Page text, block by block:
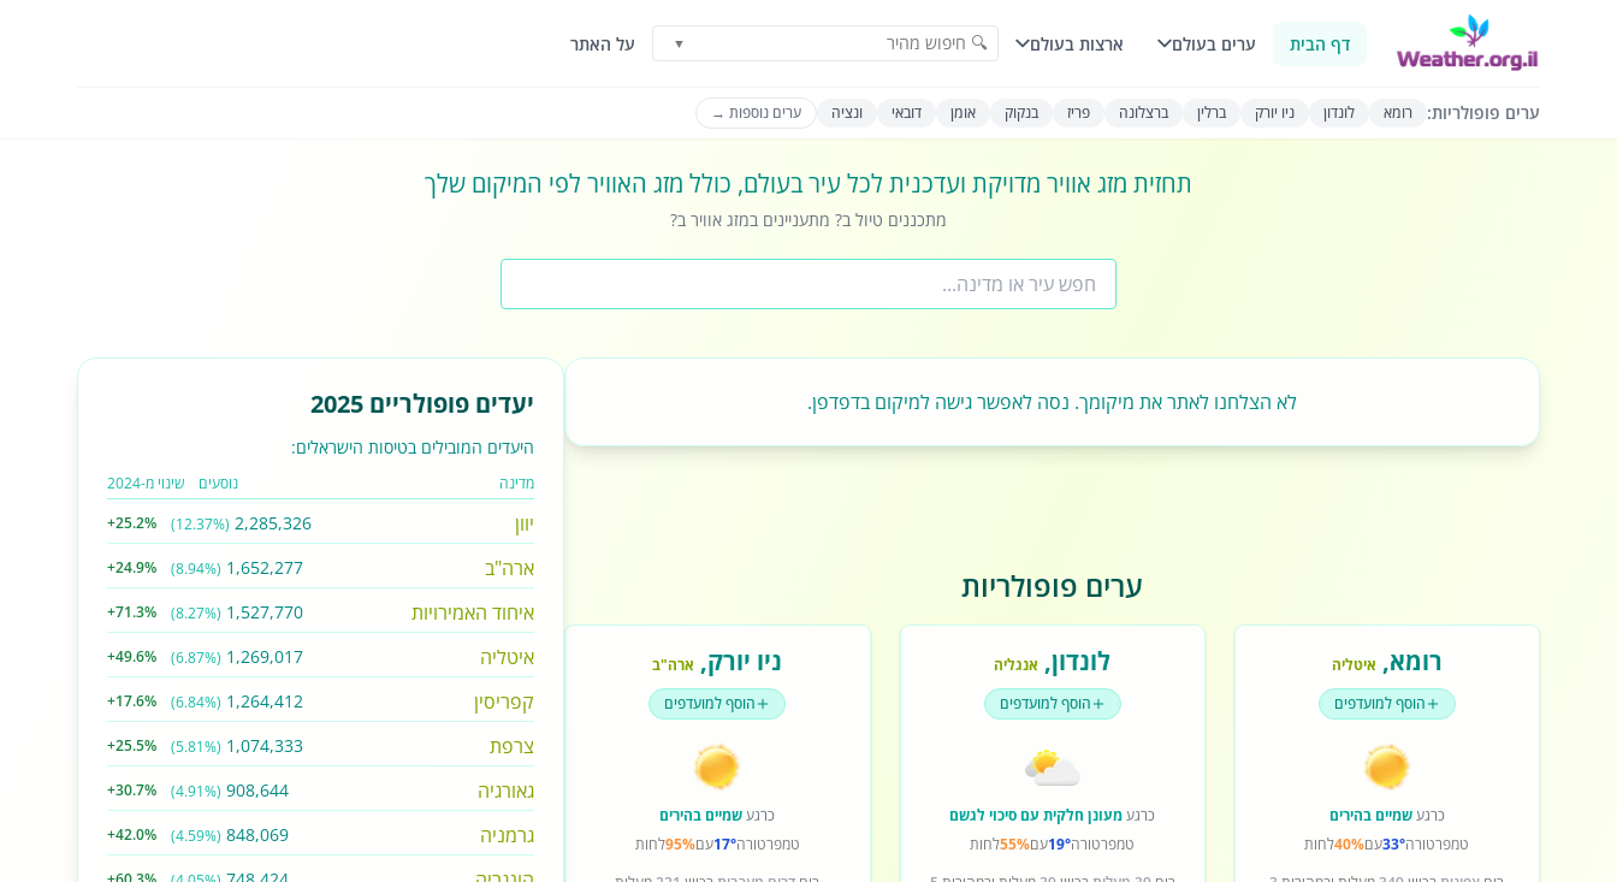
דף הבית ערים בעולם ארצות בעולם 🔍 חיפוש מהיר ▼ על האתר
ערים פופולריות: רומא לונדון ניו יורק ברלין ברצלונה פריז בנקוק אומן דובאי ונציה ערים נוספות →
תחזית מזג אוויר מדויקת ועדכנית לכל עיר בעולם, כולל מזג האוויר לפי המיקום שלך
מתכננים טיול ב? מתעניינים במזג אוויר ב?
לא הצלחנו לאתר את מיקומך. נסה לאפשר גישה למיקום בדפדפן.
ערים פופולריות
רומא, איטליה
הוסף למועדפים
כרגעשמיים בהירים
טמפרטורה33°עם40%לחות
לונדון, אנגליה
הוסף למועדפים
כרגעמעונן חלקית עם סיכוי לגשם
טמפרטורה19°עם55%לחות
ניו יורק, ארה"ב
הוסף למועדפים
כרגעשמיים בהירים
טמפרטורה17°עם95%לחות
יעדים פופולריים 2025
היעדים המובילים בטיסות הישראלים:
מדינה נוסעים שינוי מ-2024
יוון 2,285,326
(12.37%)
+25.2%
ארה"ב 1,652,277
(8.94%)
+24.9%
איחוד האמירויות 1,527,770
(8.27%)
+71.3%
איטליה 1,269,017
(6.87%)
+49.6%
קפריסין 1,264,412
(6.84%)
+17.6%
צרפת 1,074,333
(5.81%)
+25.5%
גאורגיה 908,644
(4.91%)
+30.7%
גרמניה 848,069
(4.59%)
+42.0%